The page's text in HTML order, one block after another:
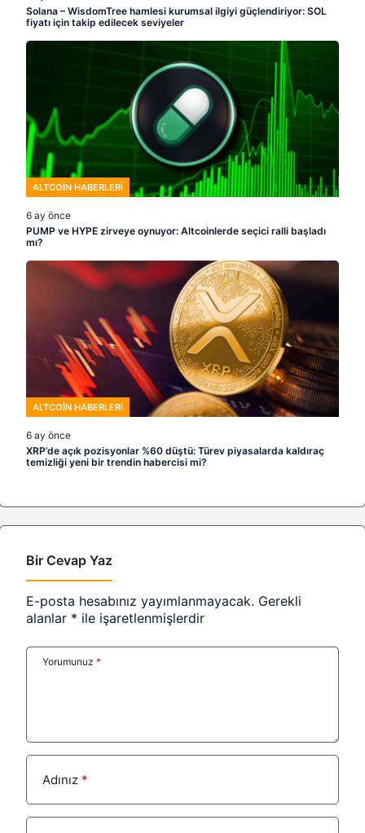
Solana – WisdomTree hamlesi kurumsal ilgiyi güçlendiriyor: SOL
fiyatı için takip edilecek seviyeler
ALTCOIN HABERLERI
6 ay önce
PUMP ve HYPE zirveye oynuyor: Altcoinlerde seçici ralli başladı
mı?
ALTCOIN HABERLERI
6 ay önce
XRP’de açık pozisyonlar %60 düştü: Türev piyasalarda kaldıraç
temizliği yeni bir trendin habercisi mi?
Bir Cevap Yaz
E-posta hesabınız yayımlanmayacak. Gerekli
alanlar * ile işaretlenmişlerdir
Yorumunuz *
Adınız *